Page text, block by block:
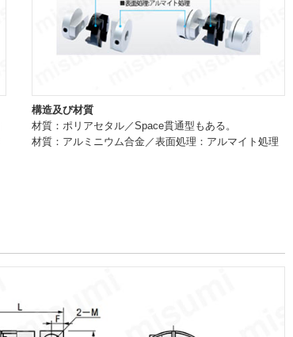
構造及び材質
材質：ポリアセタル／Space貫通型もある。
材質：アルミニウム合金／表面処理：アルマイト処理